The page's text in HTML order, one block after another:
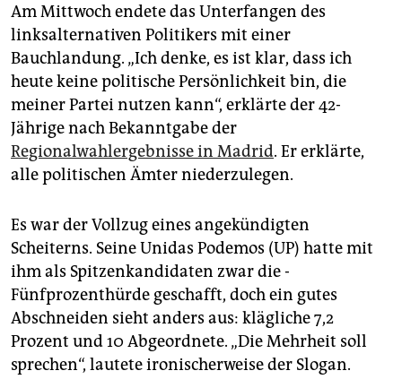
genossenschaft
epaper login
Am Mittwoch endete das Unterfangen des
linksalternativen Politikers mit einer
Bauchlandung. „Ich denke, es ist klar, dass ich
heute keine politische Persönlichkeit bin, die
meiner Partei nutzen kann“, erklärte der 42-
Jährige nach Bekanntgabe der
Regionalwahlergebnisse in Madrid. Er erklärte,
alle politischen Ämter niederzulegen.
Es war der Vollzug eines angekündigten
Scheiterns. Seine Unidas Podemos (UP) hatte mit
ihm als Spitzenkandidaten zwar die ­
Fünfprozenthürde geschafft, doch ein gutes
Abschneiden sieht anders aus: klägliche 7,2
Prozent und 10 Abgeordnete. „Die Mehrheit soll
sprechen“, lautete ironischerweise der Slogan.